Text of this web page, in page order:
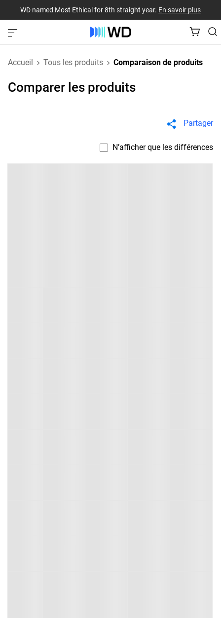
WD named Most Ethical for 8th straight year. En savoir plus
Accueil Tous les produits Comparaison de produits
Comparer les produits
Partager
N’afficher que les différences